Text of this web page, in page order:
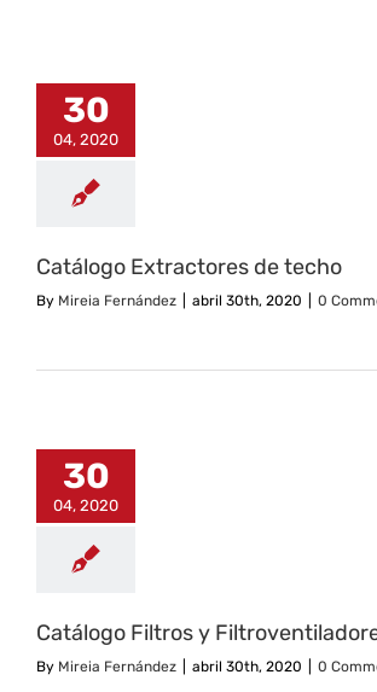
30
04, 2020
Catálogo Extractores de techo
By Mireia Fernández abril 30th, 2020 0
30
04, 2020
Catálogo Filtros y
By Mireia Fernández abril 30th, 2020 0